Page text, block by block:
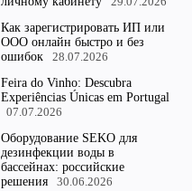
Как зарегистрировать ИП или
ООО онлайн быстро и без
ошибок
28.07.2026
Feira do Vinho: Descubra
Experiências Únicas em Portugal
07.07.2026
Оборудование SEKO для
дезинфекции воды в
бассейнах: российские
решения
30.06.2026